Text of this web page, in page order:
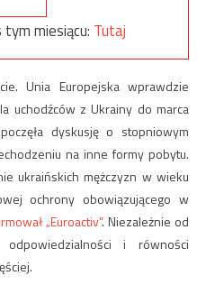
miesiącu: Tutaj
Unia Europejska wprawdzie
uchodźców z Ukrainy do marca
dyskusję o stopniowym
na inne formy pobytu.
ukraińskich mężczyzn w wieku
ochrony obowiązującego w
„Euroactiv”. Niezależnie od
i równości